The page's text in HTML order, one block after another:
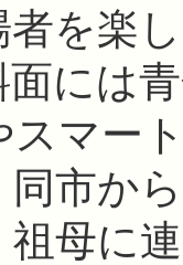
を楽
には
マー
市か
祖母に